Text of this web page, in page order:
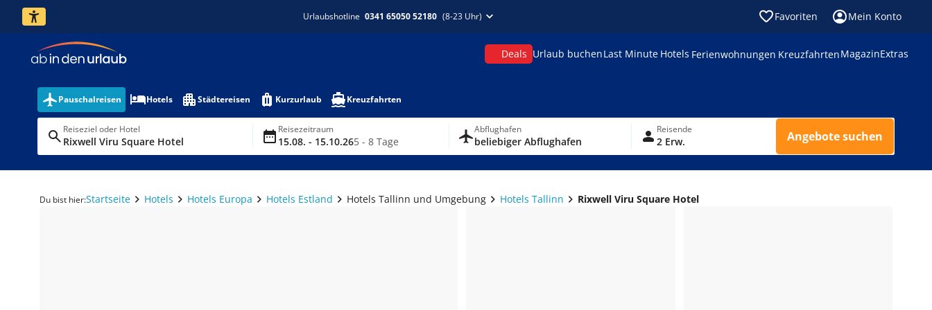
Urlaubshotline 0341 65050 52180 (8-23 Uhr) Favoriten Mein Konto
Deals Urlaub buchenLast Minute Hotels Ferienwohnungen KreuzfahrtenMagazinExtras
Pauschalreisen Hotels Städtereisen Kurzurlaub Kreuzfahrten
Reiseziel oder Hotel
Rixwell Viru Square Hotel
Reisezeitraum
15.08. - 15.10.265 - 8 Tage
Abflughafen
beliebiger Abflughafen
Reisende
2 Erw. Angebote suchen
Du bist hier:Startseite Hotels Hotels Europa Hotels Estland Hotels Tallinn und Umgebung Hotels Tallinn Rixwell Viru Square Hotel